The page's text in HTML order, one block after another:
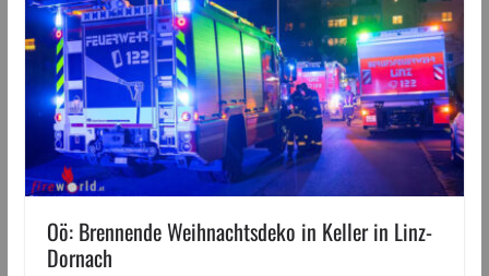
Oö: Brennende Weihnachtsdeko in Keller in Linz-
Dornach